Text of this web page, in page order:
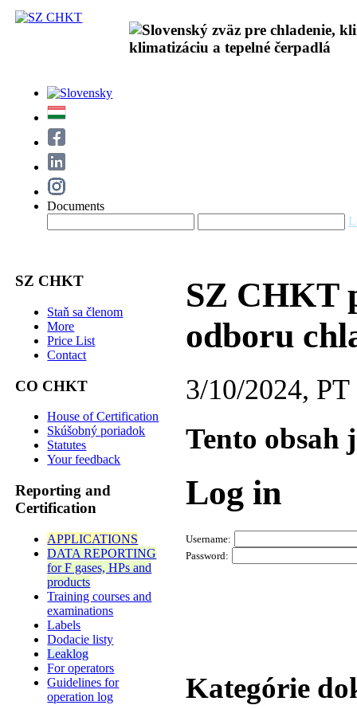
Documents
SZ CHKT
Staň sa členom
More
Price List
Contact
CO CHKT
House of Certification
Skúšobný poriadok
Statutes
Your feedback
Reporting and
Certification
APPLICATIONS
DATA REPORTING
for F gases, HPs and
products
Training courses and
examinations
Labels
Dodacie listy
Leaklog
For operators
Guidelines for
operation log
SZ CHKT
odboru
3/10/2024, PT
Tento obsah
Log in
Username:
Password:
Kategórie